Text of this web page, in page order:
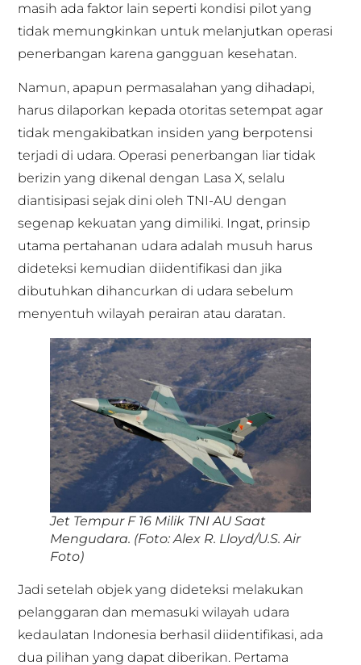
masih ada faktor lain seperti kondisi pilot yang
tidak memungkinkan untuk melanjutkan operasi
penerbangan karena gangguan kesehatan.
Namun, apapun permasalahan yang dihadapi,
harus dilaporkan kepada otoritas setempat agar
tidak mengakibatkan insiden yang berpotensi
terjadi di udara. Operasi penerbangan liar tidak
berizin yang dikenal dengan Lasa X, selalu
diantisipasi sejak dini oleh TNI-AU dengan
segenap kekuatan yang dimiliki. Ingat, prinsip
utama pertahanan udara adalah musuh harus
dideteksi kemudian diidentifikasi dan jika
dibutuhkan dihancurkan di udara sebelum
menyentuh wilayah perairan atau daratan.
Jet Tempur F 16 Milik TNI AU Saat
Mengudara. (Foto: Alex R. Lloyd/U.S. Air
Foto)
Jadi setelah objek yang dideteksi melakukan
pelanggaran dan memasuki wilayah udara
kedaulatan Indonesia berhasil diidentifikasi, ada
dua pilihan yang dapat diberikan. Pertama